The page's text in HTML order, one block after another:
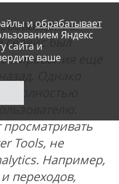
сервис был
еще
Однако
полностью
Tools, не
Например,
переходов,
и обрабатывает
Яндекс
сайта и
ваше